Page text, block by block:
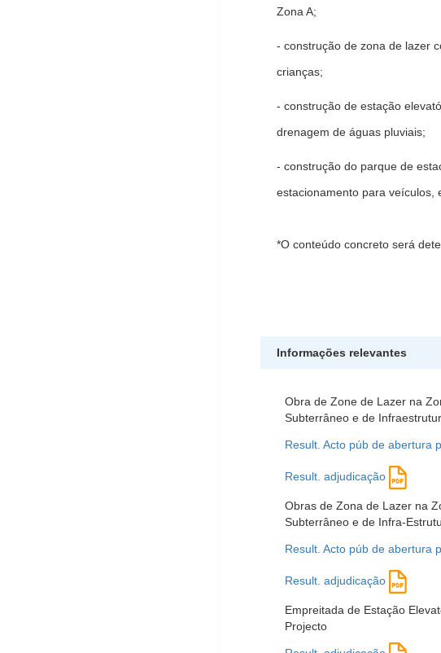
Zona A;
- construção de zona de lazer
crianças;
- construção de estação
drenagem de águas pluviais;
- construção do parque de
estacionamento para veículos,
*O conteúdo concreto será
Informações relevantes
Obra de Zone de Lazer na
Subterrâneo e de
Result. Acto púb de abertura
Result. adjudicação
Obras de Zona de Lazer na
Subterrâneo e de Infra-
Result. Acto púb de abertura
Result. adjudicação
Empreitada de Estação
Projecto